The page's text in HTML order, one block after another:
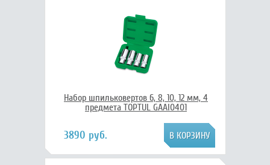
Набор шпильковертов 6, 8, 10, 12 мм, 4
предмета TOPTUL GAAI0401
3890 руб.